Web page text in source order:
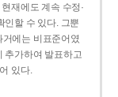
재에도 계속 수정·
인할 수 있다. 그뿐
에는 비표준어였
추가하여 발표하고
있다.